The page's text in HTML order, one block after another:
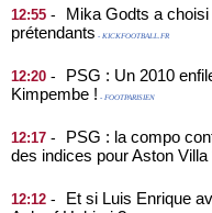
12:55 -
Mika Godts a
prétendants - KICKFOOTBALL.FR
12:20 -
PSG : Un 2010
Kimpembe ! - FOOTPARISIEN
12:17 -
PSG : la compo
des indices pour Aston Villa
12:12 -
Et si Luis Enrique